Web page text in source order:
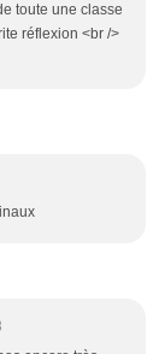
toute une classe
réflexion <br />